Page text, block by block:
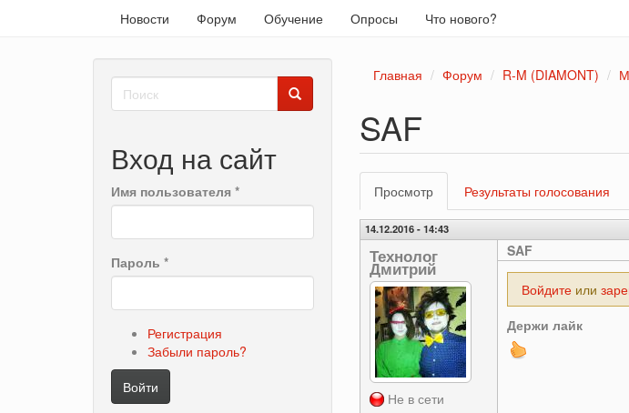
Новости Форум Обучение Опросы Что нового?
Форма
поиска
Вход на сайт
Имя пользователя *
Пароль *
Регистрация
Забыли пароль?
Войти
Главная Форум R-M (DIAMONT)
SAF
Главные
вкладки
Просмотр(активная
вкладка)
Результаты голосования
14.12.2016 - 14:43
Технолог
Дмитрий
Не в сети
SAF
Войдитеили
Держи лайк